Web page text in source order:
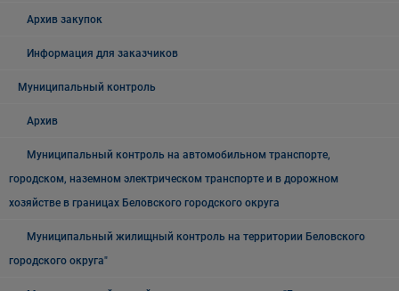
Архив закупок
Информация для заказчиков
Муниципальный контроль
Архив
Муниципальный контроль на автомобильном транспорте,
городском, наземном электрическом транспорте и в дорожном
хозяйстве в границах Беловского городского округа
Муниципальный жилищный контроль на территории Беловского
городского округа"